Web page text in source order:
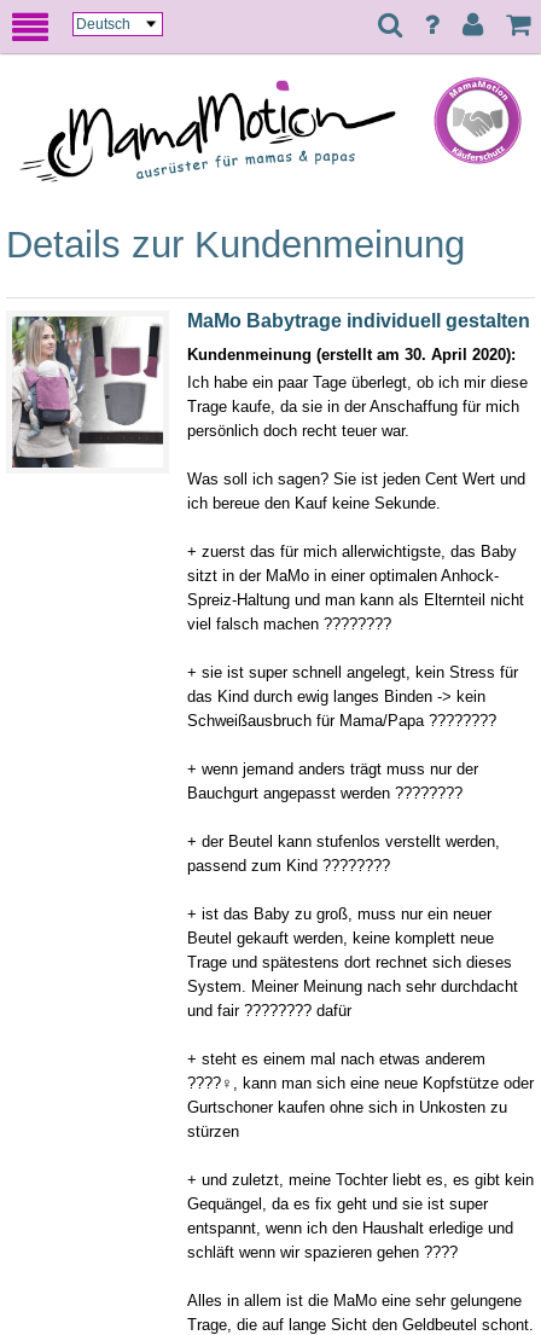
Details zur Kundenmeinung
MaMo Babytrage individuell gestalten
Kundenmeinung (erstellt am 30. April 2020):
Ich habe ein paar Tage überlegt, ob ich mir diese
Trage kaufe, da sie in der Anschaffung für mich
persönlich doch recht teuer war.
Was soll ich sagen? Sie ist jeden Cent Wert und
ich bereue den Kauf keine Sekunde.
+ zuerst das für mich allerwichtigste, das Baby
sitzt in der MaMo in einer optimalen Anhock-
Spreiz-Haltung und man kann als Elternteil nicht
viel falsch machen ????????
+ sie ist super schnell angelegt, kein Stress für
das Kind durch ewig langes Binden -> kein
Schweißausbruch für Mama/Papa ????????
+ wenn jemand anders trägt muss nur der
Bauchgurt angepasst werden ????????
+ der Beutel kann stufenlos verstellt werden,
passend zum Kind ????????
+ ist das Baby zu groß, muss nur ein neuer
Beutel gekauft werden, keine komplett neue
Trage und spätestens dort rechnet sich dieses
System. Meiner Meinung nach sehr durchdacht
und fair ???????? dafür
+ steht es einem mal nach etwas anderem
????‍♀️, kann man sich eine neue Kopfstütze oder
Gurtschoner kaufen ohne sich in Unkosten zu
stürzen
+ und zuletzt, meine Tochter liebt es, es gibt kein
Gequängel, da es fix geht und sie ist super
entspannt, wenn ich den Haushalt erledige und
schläft wenn wir spazieren gehen ????
Alles in allem ist die MaMo eine sehr gelungene
Trage, die auf lange Sicht den Geldbeutel schont.